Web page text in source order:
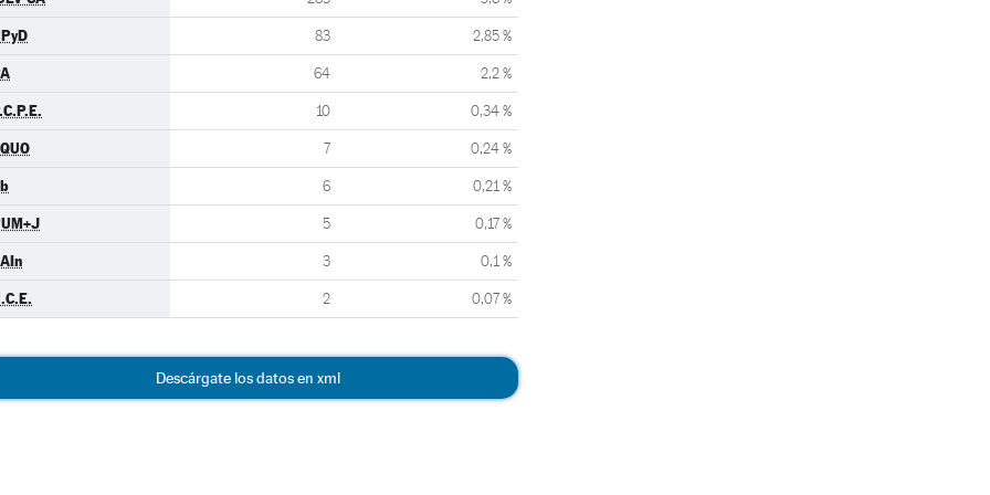
83 2,85 %
64 2,2 %
10 0,34 %
7 0,24 %
6 0,21 %
5 0,17 %
3 0,1 %
2 0,07 %
Descárgate los datos en xml